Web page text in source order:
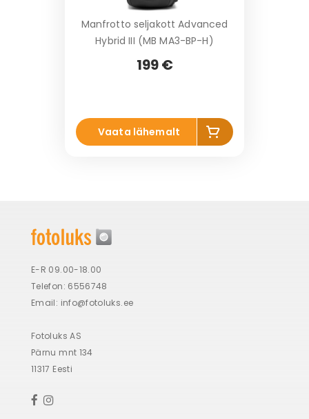
Manfrotto seljakott Advanced
Hybrid III (MB MA3-BP-H)
199 €
Vaata lähemalt
Li
s
E-R 09.00-18.00
Telefon: 6556748
Email: info@fotoluks.ee
Fotoluks AS
Pärnu mnt 134
11317 Eesti